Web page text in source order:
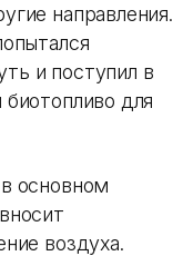
направления.
и поступил в
для
основном
воздуха.